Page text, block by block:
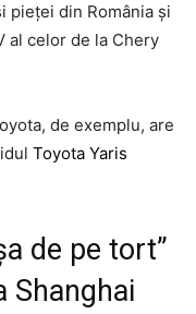
pieței din România și
al celor de la Chery
de exemplu, are
Toyota Yaris
de pe tort”
Shanghai